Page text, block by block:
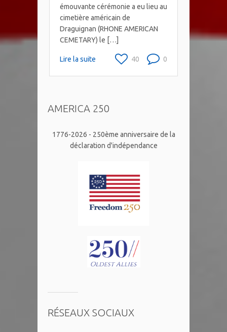
émouvante cérémonie a eu lieu au
cimetière américain de
Draguignan (RHONE AMERICAN
CEMETARY) le […]
Lire la suite 0
40
AMERICA 250
1776-2026 - 250ème anniversaire de la
déclaration d'indépendance
RÉSEAUX SOCIAUX